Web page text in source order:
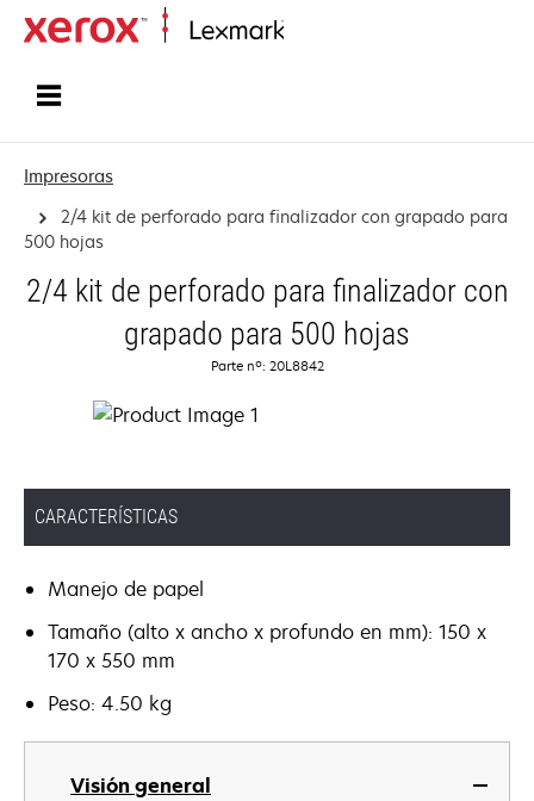
Impresoras
2/4 kit de perforado para finalizador con grapado para
500 hojas
2/4 kit de perforado para finalizador con
grapado para 500 hojas
Parte nº: 20L8842
CARACTERÍSTICAS
Manejo de papel
Tamaño (alto x ancho x profundo en mm): 150 x
170 x 550 mm
Peso: 4.50 kg
Visión general